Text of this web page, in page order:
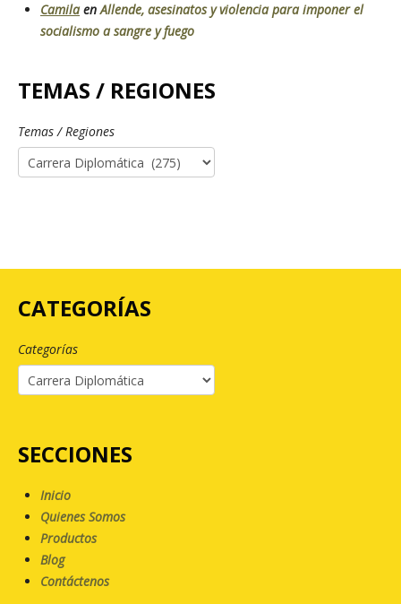
CamilaenAllende, asesinatos y violencia para imponer el
socialismo a sangre y fuego
TEMAS / REGIONES
Temas / Regiones
CATEGORÍAS
Categorías
SECCIONES
Inicio
Quienes Somos
Productos
Blog
Contáctenos